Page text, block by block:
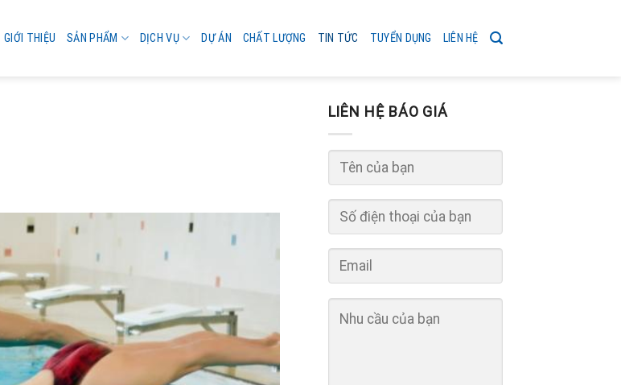
GIỚI THIỆU SẢN PHẨM DỊCH VỤ DỰ ÁN CHẤT LƯỢNG TIN TỨC TUYỂN DỤNG LIÊN HỆ
LIÊN HỆ BÁO GIÁ